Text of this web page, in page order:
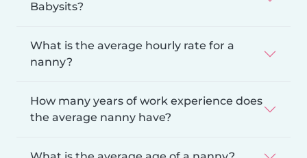
Babysits?
What is the average hourly rate for a
nanny?
How many years of work experience does
the average nanny have?